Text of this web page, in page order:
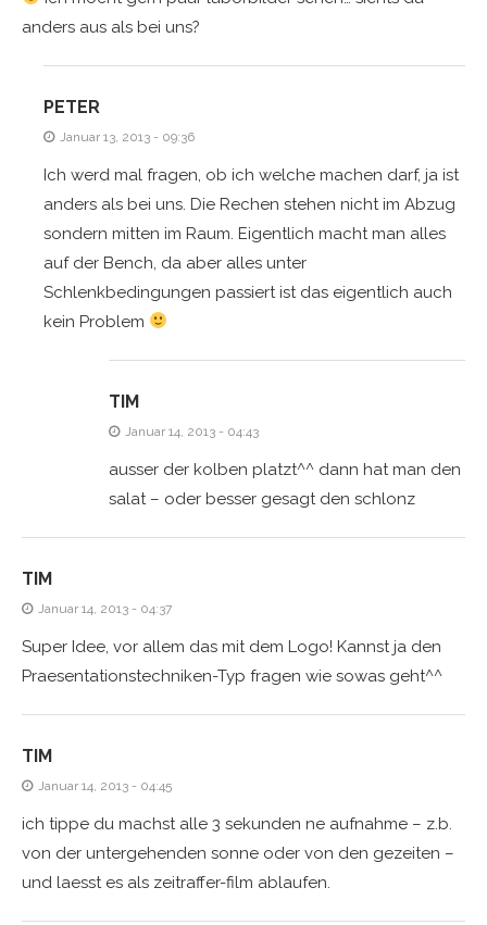
anders aus als bei uns?
PETER
Januar 13, 2013 - 09:36
Ich werd mal fragen, ob ich welche machen darf, ja ist
anders als bei uns. Die Rechen stehen nicht im Abzug
sondern mitten im Raum. Eigentlich macht man alles
auf der Bench, da aber alles unter
Schlenkbedingungen passiert ist das eigentlich auch
kein Problem
TIM
Januar 14, 2013 - 04:43
ausser der kolben platzt^^ dann hat man den
salat – oder besser gesagt den schlonz
TIM
Januar 14, 2013 - 04:37
Super Idee, vor allem das mit dem Logo! Kannst ja den
Praesentationstechniken-Typ fragen wie sowas geht^^
TIM
Januar 14, 2013 - 04:45
ich tippe du machst alle 3 sekunden ne aufnahme – z.b.
von der untergehenden sonne oder von den gezeiten –
und laesst es als zeitraffer-film ablaufen.